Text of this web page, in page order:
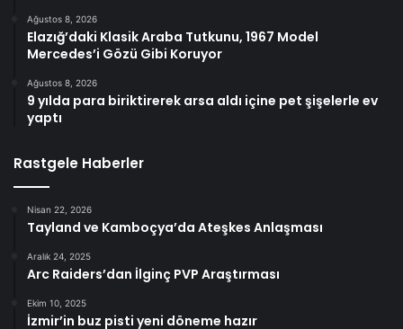
Ağustos 8, 2026
Elazığ’daki Klasik Araba Tutkunu, 1967 Model
Mercedes’i Gözü Gibi Koruyor
Ağustos 8, 2026
9 yılda para biriktirerek arsa aldı içine pet şişelerle ev
yaptı
Rastgele Haberler
Nisan 22, 2026
Tayland ve Kamboçya’da Ateşkes Anlaşması
Aralık 24, 2025
Arc Raiders’dan İlginç PVP Araştırması
Ekim 10, 2025
İzmir’in buz pisti yeni döneme hazır